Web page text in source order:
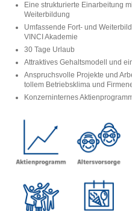
Eine strukturierte Einarbeitung
Weiterbildung
Umfassende Fort- und
VINCI Akademie
30 Tage Urlaub
Attraktives Gehaltsmodell und
Anspruchsvolle Projekte und
tollem Betriebsklima und
Konzerninternes